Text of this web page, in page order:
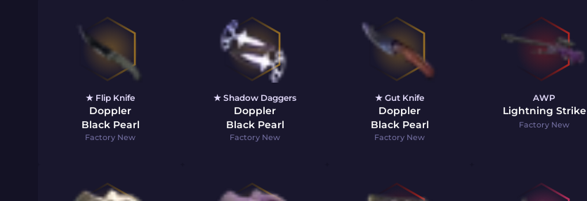
★ Flip Knife
Doppler
Black Pearl
Factory New
★ Shadow Daggers
Doppler
Black Pearl
Factory New
★ Gut Knife
Doppler
Black Pearl
Factory New
AWP
Lightning Strike
Factory New